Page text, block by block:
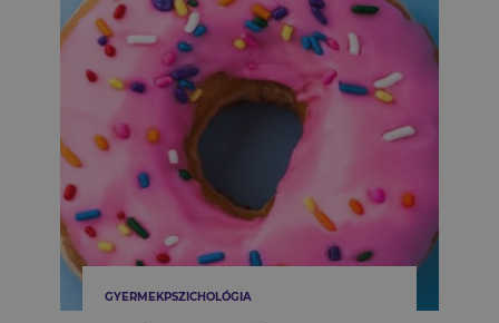
GYERMEKPSZICHOLÓGIA